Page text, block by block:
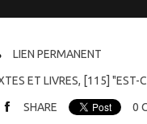
LIEN PERMANENT
ET LIVRES, [115] "EST-
SHARE 0